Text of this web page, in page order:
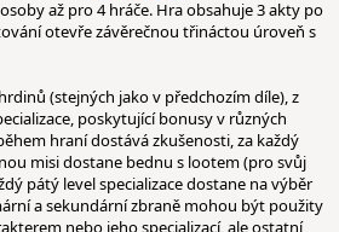
až pro 4 hráče. Hra obsahuje 3 akty po
otevře závěrečnou třináctou úroveň s
(stejných jako v předchozím díle), z
poskytující bonusy v různých
hraní dostává zkušenosti, za každý
misi dostane bednu s lootem (pro svůj
pátý level specializace dostane na výběr
a sekundární zbraně mohou být použity
nebo jeho specializací, ale ostatní